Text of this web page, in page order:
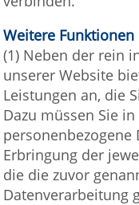
Weitere
(1) Neben der rein
unserer Website
Leistungen an, die
Dazu müssen Sie
personenbezogene
Erbringung der
die die zuvor
Datenverarbeitung